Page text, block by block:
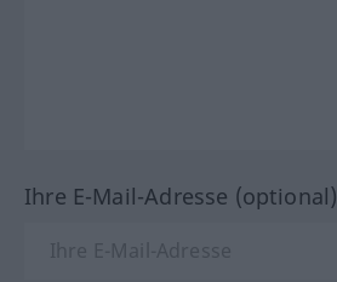
Ihre E-Mail-Adresse (optional)